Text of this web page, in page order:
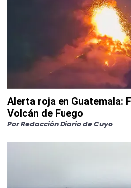
Alerta roja en Guatemala:
Volcán de Fuego
PorRedacción Diario de Cuyo